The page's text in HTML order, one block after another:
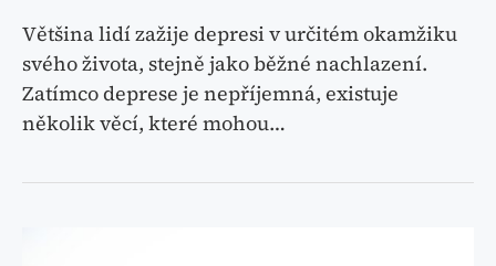
Většina lidí zažije depresi v určitém okamžiku
svého života, stejně jako běžné nachlazení.
Zatímco deprese je nepříjemná, existuje
několik věcí, které mohou…